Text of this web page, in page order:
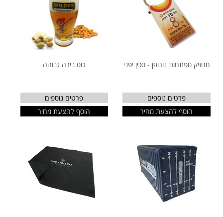
מחזיק מפתחות נורופן - סכין יפני
פרטים נוספים
הוסף להצעת מחיר
כוס בירה גבוהה
פרטים נוספים
הוסף להצעת מחיר